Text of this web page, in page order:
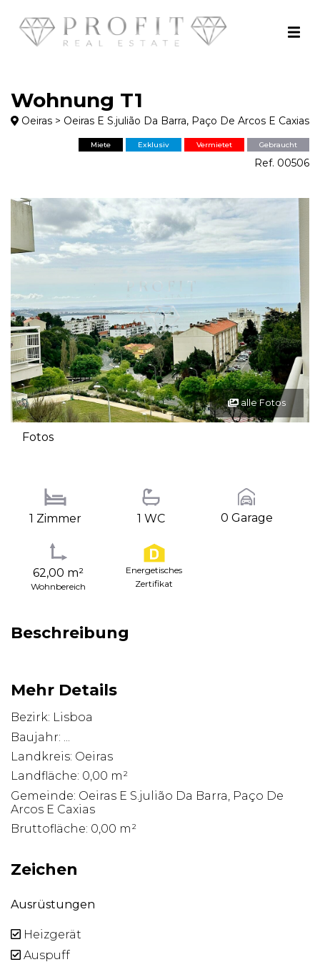
Wohnung T1
Oeiras > Oeiras E S.julião Da Barra, Paço De Arcos E Caxias
Miete Exklusiv Vermietet Gebraucht
Ref. 00506
alle Fotos
Fotos
1 Zimmer 1 WC 0 Garage
62,00 m²
Wohnbereich
Energetisches
Zertifikat
Beschreibung
Mehr Details
Bezirk: Lisboa
Baujahr: ...
Landkreis: Oeiras
Landfläche: 0,00 m²
Gemeinde: Oeiras E S.julião Da Barra, Paço De
Arcos E Caxias
Bruttofläche: 0,00 m²
Zeichen
Ausrüstungen
Heizgerät
Auspuff